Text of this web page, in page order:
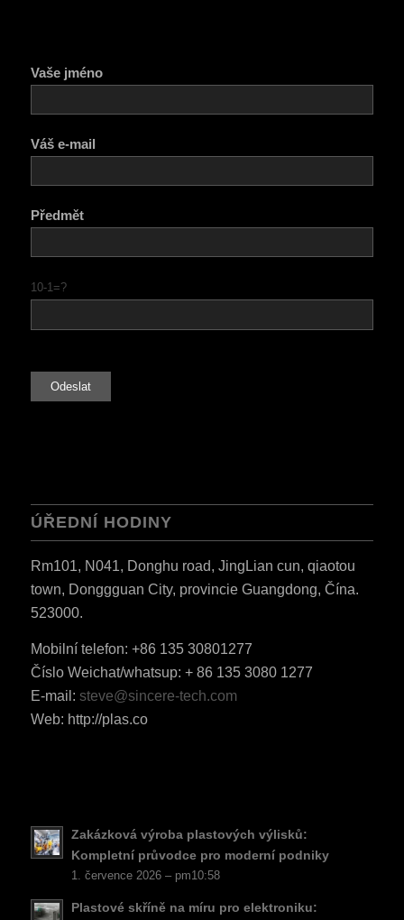
Vaše jméno
Váš e-mail
Předmět
10-1=?
ÚŘEDNÍ HODINY
Rm101, N041, Donghu road, JingLian cun, qiaotou
town, Donggguan City, provincie Guangdong, Čína.
523000.
Mobilní telefon: +86 135 30801277
Číslo Weichat/whatsup: + 86 135 3080 1277
E-mail: steve@sincere-tech.com
Web: http://plas.co
Zakázková výroba plastových výlisků:
Kompletní průvodce pro moderní podniky
1. července 2026 – pm10:58
Plastové skříně na míru pro elektroniku:
DA
FI
HU
ES_MX